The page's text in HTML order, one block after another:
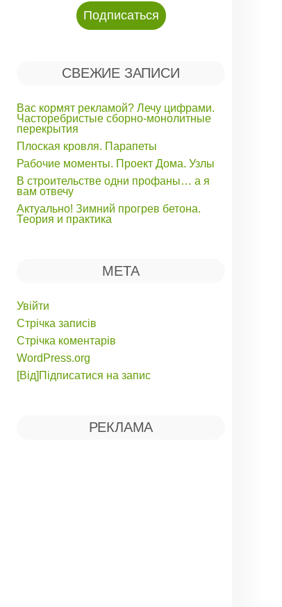
СВЕЖИЕ ЗАПИСИ
Вас кормят рекламой? Лечу цифрами.
Часторебристые сборно-монолитные
перекрытия
Плоская кровля. Парапеты
Рабочие моменты. Проект Дома. Узлы
В строительстве одни профаны… а я
вам отвечу
Актуально! Зимний прогрев бетона.
Теория и практика
МЕТА
Увійти
Стрічка записів
Стрічка коментарів
WordPress.org
[Від]Підписатися на запис
РЕКЛАМА